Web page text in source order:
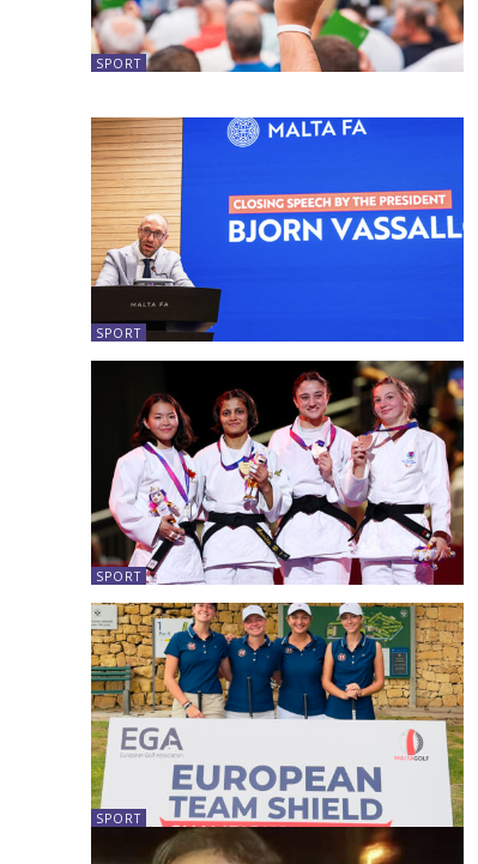
SPORT
SPORT
SPORT
SPORT